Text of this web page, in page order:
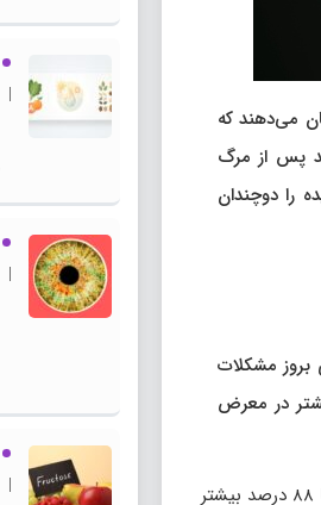
می‌دهند که
پس از مرگ
را دوچندان
بروز مشکلات
در معرض
طبق نتایج یک پژوهش علمی در کشور دانمارک، احتمال مرگ در افرادی که غم شدید و مداوم را پس از داغ‌دیدگی تجربه می‌کنند، تا ۸۸ درصد بیشتر